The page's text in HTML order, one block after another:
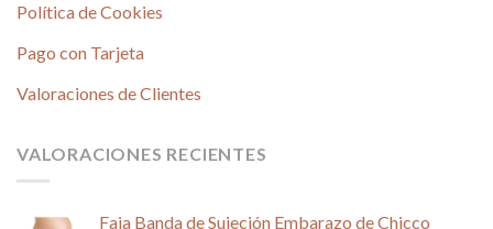
Política de Cookies
Pago con Tarjeta
Valoraciones de Clientes
VALORACIONES RECIENTES
Faja Banda de Sujeción Embarazo de Chicco